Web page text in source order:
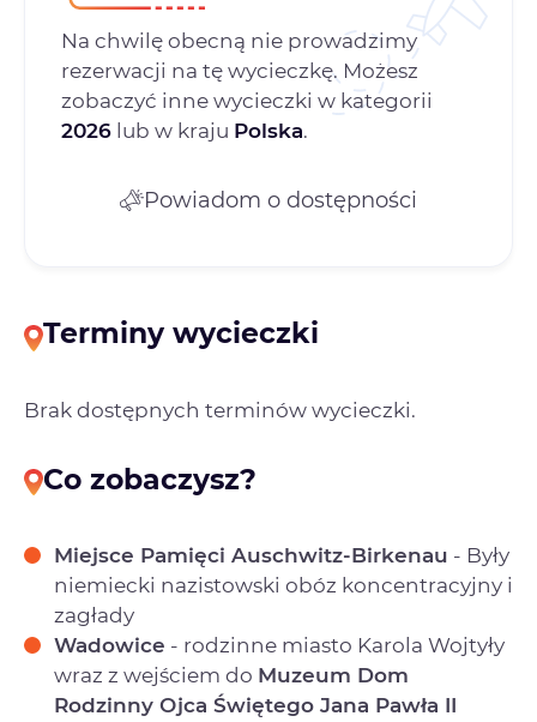
Na chwilę obecną nie prowadzimy
rezerwacji na tę wycieczkę. Możesz
zobaczyć inne wycieczki w kategorii
2026 lub w kraju Polska.
Powiadom o dostępności
Terminy wycieczki
Brak dostępnych terminów wycieczki.
Co zobaczysz?
Miejsce Pamięci Auschwitz-Birkenau - Były
niemiecki nazistowski obóz koncentracyjny i
zagłady
Wadowice - rodzinne miasto Karola Wojtyły
wraz z wejściem do Muzeum Dom
Rodzinny Ojca Świętego Jana Pawła II